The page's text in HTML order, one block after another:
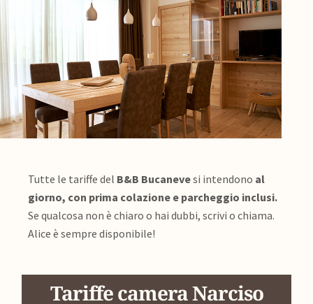
Tutte le tariffe del B&B Bucanevesi intendono al
giorno, con prima colazione e parcheggio inclusi.
Se qualcosa non è chiaro o hai dubbi, scrivi o chiama.
Alice è sempre disponibile!
Tariffe camera Narciso